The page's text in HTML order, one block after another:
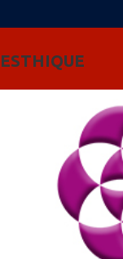
ESTHIQUE